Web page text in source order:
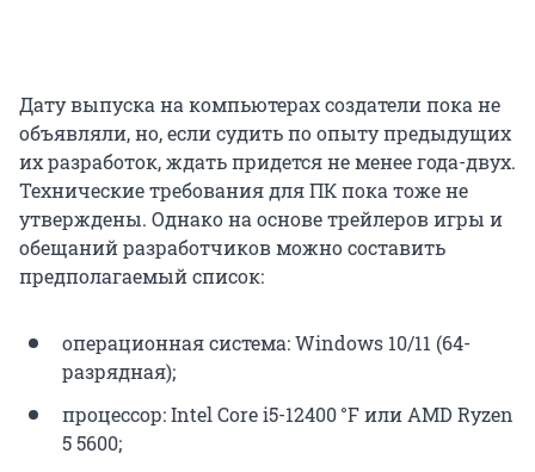
Дату выпуска на компьютерах создатели пока не
объявляли, но, если судить по опыту предыдущих
их разработок, ждать придется не менее года-двух.
Технические требования для ПК пока тоже не
утверждены. Однако на основе трейлеров игры и
обещаний разработчиков можно составить
предполагаемый список:
операционная система: Windows 10/11 (64-
разрядная);
процессор: Intel Core i5-12400 °F или AMD Ryzen
5 5600;